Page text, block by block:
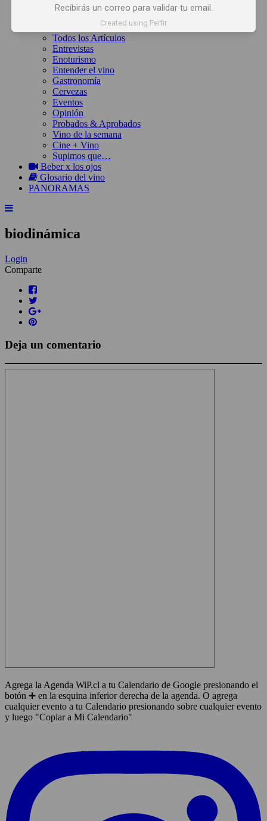
Inicio
Todos los Artículos
Entrevistas
Enoturismo
Entender el vino
Gastronomía
Cervezas
Eventos
Opinión
Probados & Aprobados
Vino de la semana
Cine + Vino
Supimos que…
Beber x los ojos
Glosario del vino
PANORAMAS
biodinámica
Login
Comparte
Deja un comentario
Agrega la Agenda WiP.cl a tu Calendario de Google presionando el
botón ➕ en la esquina inferior derecha de la agenda. O agrega
cualquier evento a tu Calendario presionando sobre cualquier evento
y luego "Copiar a Mi Calendario"
Recibirás un correo para validar tu email.
Created using Perfit